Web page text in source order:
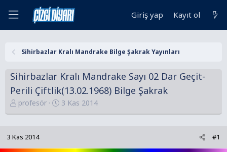
Giriş yap Kayıt ol
Sihirbazlar Kralı Mandrake Bilge Şakrak Yayınları
Sihirbazlar Kralı Mandrake Sayı 02 Dar Geçit-
Perili Çiftlik(13.02.1968) Bilge Şakrak
K
o
u
y
profesör
B
a
a
3 Kas 2014
3 Kas 2014 #1